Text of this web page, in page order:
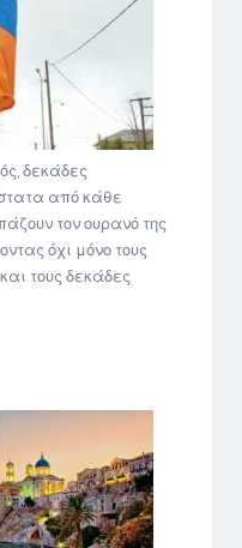
δεκάδες
από κάθε
τον ουρανό της
όχι μόνο τους
τους δεκάδες